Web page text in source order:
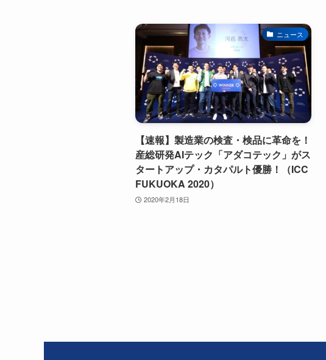
ニュース
【速報】製造業の検査・検品に革命を！
産総研発AIテック「アダコテック」がス
タートアップ・カタパルト優勝！（ICC
FUKUOKA 2020）
2020年2月18日